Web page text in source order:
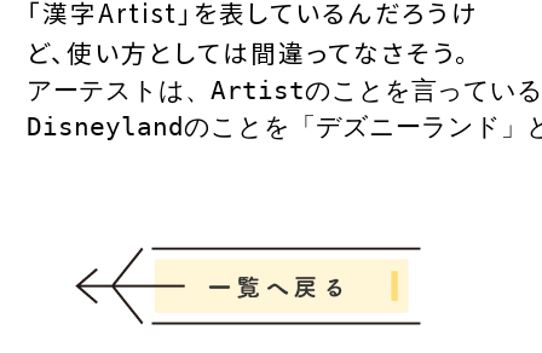
「漢字Artist 」を表しているんだろうけ
ど、使い方としては間違ってなさそう。
アーテストは、Artistのことを言ってい
Disneylandのことを「デズニーランド」